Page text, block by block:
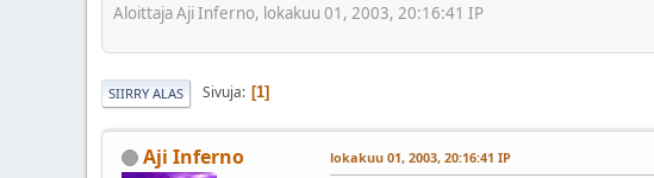
Aloittaja Aji Inferno, lokakuu 01, 2003, 20:16:41 IP
SIIRRY ALAS Sivuja 1
Aji Inferno lokakuu 01, 2003, 20:16:41 IP